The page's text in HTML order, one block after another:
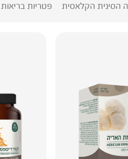
הסינית הקלאסית פטריות בריאות